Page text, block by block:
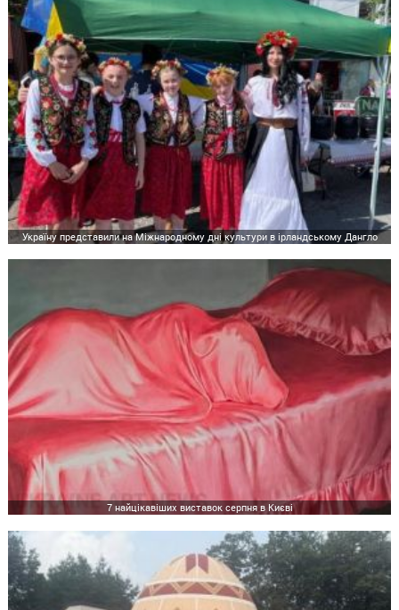
Україну представили на Міжнародному дні культури в ірландському Дангло
7 найцікавіших виставок серпня в Києві